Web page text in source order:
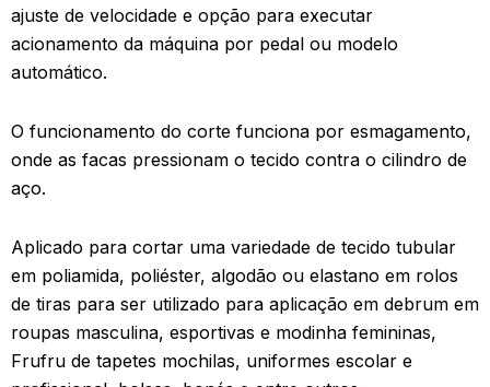
ajuste de velocidade e opção para executar
acionamento da máquina por pedal ou modelo
automático.
O funcionamento do corte funciona por esmagamento,
onde as facas pressionam o tecido contra o cilindro de
aço.
Aplicado para cortar uma variedade de tecido tubular
em poliamida, poliéster, algodão ou elastano em rolos
de tiras para ser utilizado para aplicação em debrum em
roupas masculina, esportivas e modinha femininas,
Frufru de tapetes mochilas, uniformes escolar e